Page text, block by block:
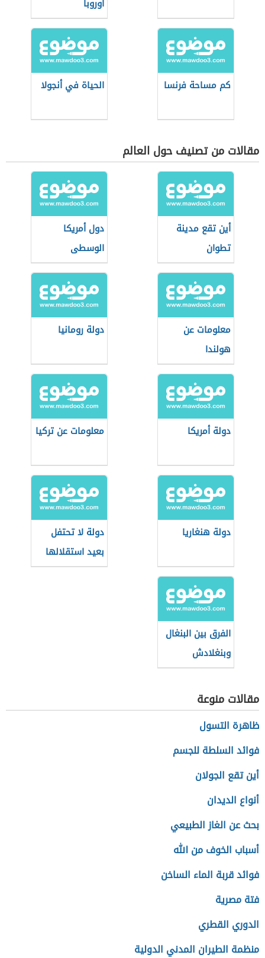
أوروبا
كم مساحة فرنسا الحياة في أنجولا
مقالات من تصنيف حول العالم
أين تقع مدينة
تطوان
دول أمريكا
الوسطى
معلومات عن
هولندا
دولة رومانيا
دولة أمريكا معلومات عن تركيا
دولة هنغاريا
دولة لا تحتفل
بعيد استقلالها
الفرق بين البنغال
وبنغلادش
مقالات منوعة
ظاهرة التسول
فوائد السلطة للجسم
أين تقع الجولان
أنواع الديدان
بحث عن الغاز الطبيعي
أسباب الخوف من الله
فوائد قربة الماء الساخن
فتة مصرية
الدوري القطري
منظمة الطيران المدني الدولية